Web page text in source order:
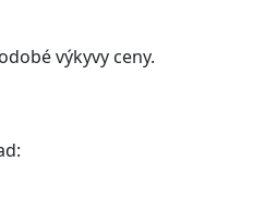
výkyvy ceny.